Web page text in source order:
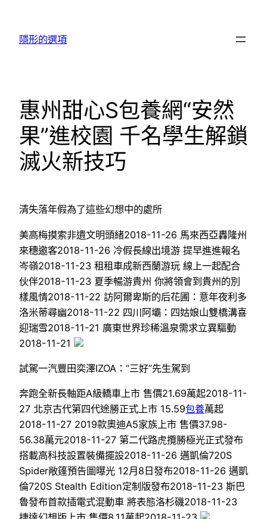
隱形的選項
惠州甜心S包養網“安然
果”進校園 千名學生解鎖
滅火新技巧
清失落年假為了這些幻想中的處所
美高梅摸索非遺文明頭緒2018-11-26 馬來西亞轟隆州
來穗邀客2018-11-26 冷假長線出境游 提早進進報名
岑嶺2018-11-23 租租車成新西蘭游玩 線上一起配合
伙伴2018-11-23 夏季暢游貴州 你將領會到貴州的別
樣風情2018-11-22 訪阿爾卑斯的后花圃：意年夜利多
洛米蒂尋幽2018-11-22 四川阿壩：四姑娘山雙橋溝喜
迎瑞雪2018-11-21 廣東世界珍稀溫泉需求立異驅動
2018-11-21
試駕一汽豐田奕澤IZOA：“三好”先生駕到
奔跑全新長軸距A級轎車上市 售價21.69萬起2018-11-
27 北京古代第四代途勝正式上市 15.59包養萬起
2018-11-27 2019款奧迪A5家族上市 售價37.98-
56.38萬元2018-11-27 第二代路虎攬勝極光正式發布
搭載高科技設置裝備擺設2018-11-26 邁凱倫720S
Spider敞篷預告圖曝光 12月8日發布2018-11-26 邁凱
倫720S Stealth Edition定制版發布2018-11-23 斯巴
魯發布首款插電式混動車 將表態洛杉磯2018-11-23